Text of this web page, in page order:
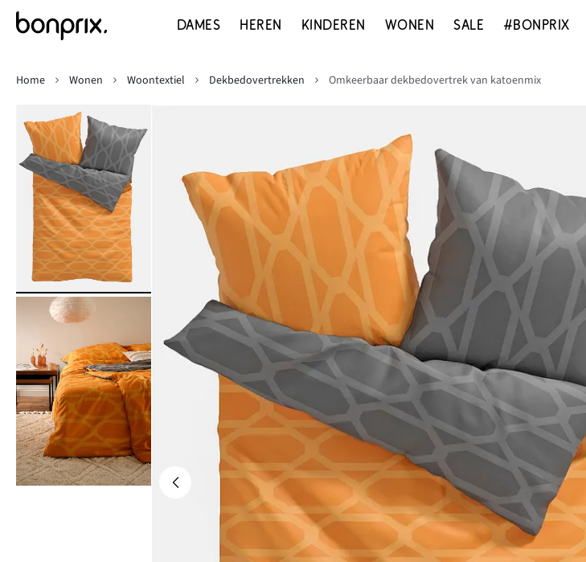
DAMES HEREN KINDEREN WONEN SALE #BONPRIX
Home
Wonen Woontextiel Dekbedovertrekken Omkeerbaar dekbedovertrek van katoenmix